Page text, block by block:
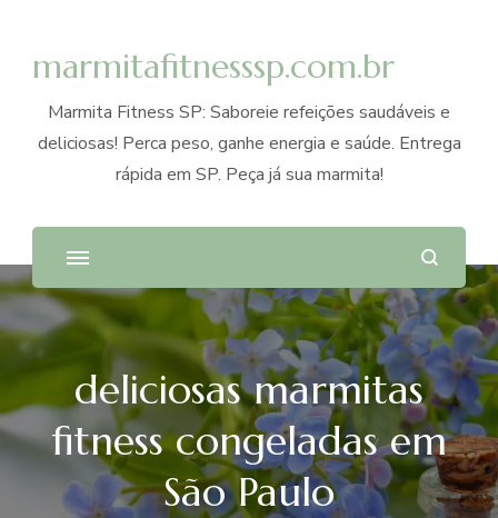
marmitafitnesssp.com.br
Marmita Fitness SP: Saboreie refeições saudáveis e
deliciosas! Perca peso, ganhe energia e saúde. Entrega
rápida em SP. Peça já sua marmita!
deliciosas marmitas
fitness congeladas em
São Paulo